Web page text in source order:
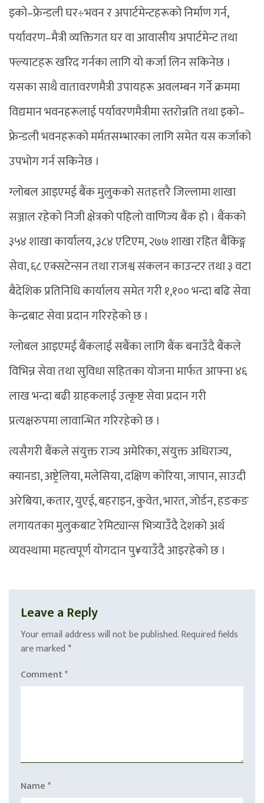
इको–फ्रेन्डली घर÷भवन र अपार्टमेन्टहरूको निर्माण गर्न,
पर्यावरण–मैत्री व्यक्तिगत घर वा आवासीय अपार्टमेन्ट तथा
फ्ल्याटहरू खरिद गर्नका लागि यो कर्जा लिन सकिनेछ ।
यसका साथै वातावरणमैत्री उपायहरू अवलम्बन गर्ने क्रममा
विद्यमान भवनहरूलाई पर्यावरणमैत्रीमा स्तरोन्नति तथा इको–
फ्रेन्डली भवनहरूको मर्मतसम्भारका लागि समेत यस कर्जाको
उपभोग गर्न सकिनेछ ।
ग्लोबल आइएमई बैंक मुलुकको सतहत्तरै जिल्लामा शाखा
सञ्जाल रहेको निजी क्षेत्रको पहिलो वाणिज्य बैंक हो । बैंकको
३५४ शाखा कार्यालय, ३८४ एटिएम, २७७ शाखा रहित बैंकिङ्ग
सेवा, ६८ एक्सटेन्सन तथा राजश्व संकलन काउन्टर तथा ३ वटा
बैदेशिक प्रतिनिधि कार्यालय समेत गरी १,१०० भन्दा बढि सेवा
केन्द्रबाट सेवा प्रदान गरिरहेको छ ।
ग्लोबल आइएमई बैंकलाई सबैंका लागि बैंक बनाउँदै बैंकले
विभिन्न सेवा तथा सुविधा सहितका योजना मार्फत आफ्ना ४६
लाख भन्दा बढी ग्राहकलाई उत्कृष्ट सेवा प्रदान गरी
प्रत्यक्षरुपमा लावान्भित गरिरहेको छ ।
त्यसैगरी बैंकले संयुक्त राज्य अमेरिका, संयुक्त अधिराज्य,
क्यानडा, अष्ट्रेलिया, मलेसिया, दक्षिण कोरिया, जापान, साउदी
अरेबिया, कतार, युएई, बहराइन, कुवेत, भारत, जोर्डन, हङकङ
लगायतका मुलुकबाट रेमिट्यान्स भित्र्याउँदै देशको अर्थ
व्यवस्थामा महत्वपूर्ण योगदान पु¥याउँदै आइरहेको छ ।
Leave a Reply
Your email address will not be published.Required fields
are marked *
Comment*
Name*